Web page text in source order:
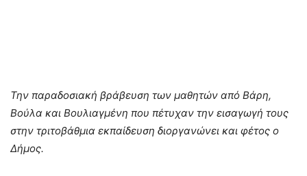
Την παραδοσιακή βράβευση των μαθητών από Βάρη,
Βούλα και Βουλιαγμένη που πέτυχαν την εισαγωγή τους
στην τριτοβάθμια εκπαίδευση διοργανώνει και φέτος ο
Δήμος.